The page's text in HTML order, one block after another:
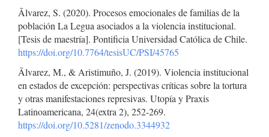
Ãlvarez, S. (2020). Procesos emocionales de familias de la
población La Legua asociados a la violencia institucional.
[Tesis de maestría]. Pontificia Universidad Católica de Chile.
https://doi.org/10.7764/tesisUC/PSI/45765
Ãlvarez, M., & Aristimuño, J. (2019). Violencia institucional
en estados de excepción: perspectivas críticas sobre la tortura
y otras manifestaciones represivas. Utopía y Praxis
Latinoamericana, 24(extra 2), 252-269.
https://doi.org/10.5281/zenodo.3344932